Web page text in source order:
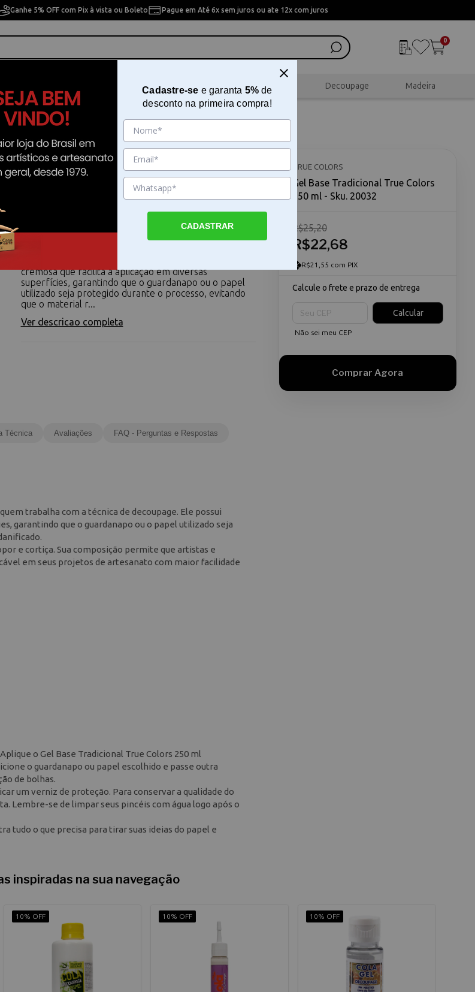
Ganhe 5% OFF com Pix à vista ou Boleto Pague em Até 6x sem juros ou ate 12x com juros
0
Pintura Artesanal Scrapbook Decoupage Madeira
Gel Base Tradicional True Colors 250 ml
Gel Base Tradicional True Colors 250 ml para
decoupage O Gel Base Tradicional True Colors 250 ml
cremosa que facilita a aplicação em diversas
superfícies, garantindo que o guardanapo ou o papel
utilizado seja protegido durante o processo, evitando
que o material r...
Ver descricao completa
TRUE COLORS
Gel Base Tradicional True Colors
250 ml - Sku. 20032
R$22,68
R$25,20
R$21,55 com PIX
Calcule o frete e prazo de entrega
Calcular
Não sei meu CEP
Técnica Avaliações FAQ - Perguntas e Respostas
trabalha com a técnica de decoupage. Ele possui
garantindo que o guardanapo ou o papel utilizado seja
e cortiça. Sua composição permite que artistas e
em seus projetos de artesanato com maior facilidade
o Gel Base Tradicional True Colors 250 ml
o guardanapo ou papel escolhido e passe outra
de bolhas.
um verniz de proteção. Para conservar a qualidade do
Lembre-se de limpar seus pincéis com água logo após o
tudo o que precisa para tirar suas ideias do papel e
inspiradas na sua navegação
10% OFF 10% OFF 10% OFF
Cadastre-se e garanta 5%de
desconto na primeira compra!
CADASTRAR